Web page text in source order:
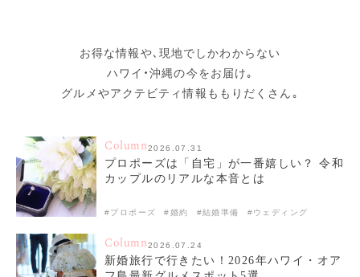
お得な情報や､現地でしかわからない
ハワイ・沖縄の今をお届け｡
グルメやアクテビティ情報ももりだくさん｡
Column2026.07.31
プロポーズは「自宅」が一番嬉しい？ 令和
カップルのリアルな本音とは
#プロポーズ #婚約 #結婚準備 #ウェディング
Column2026.07.24
新婚旅行で行きたい！2026年ハワイ・オア